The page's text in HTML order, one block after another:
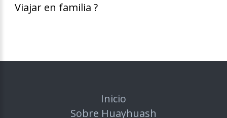
Viajar en familia ?
Inicio
Sobre Huayhuash